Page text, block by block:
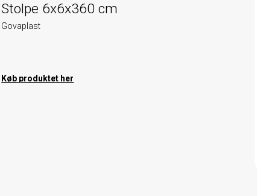
Stolpe 6x6x360 cm
Govaplast
Køb produktet her